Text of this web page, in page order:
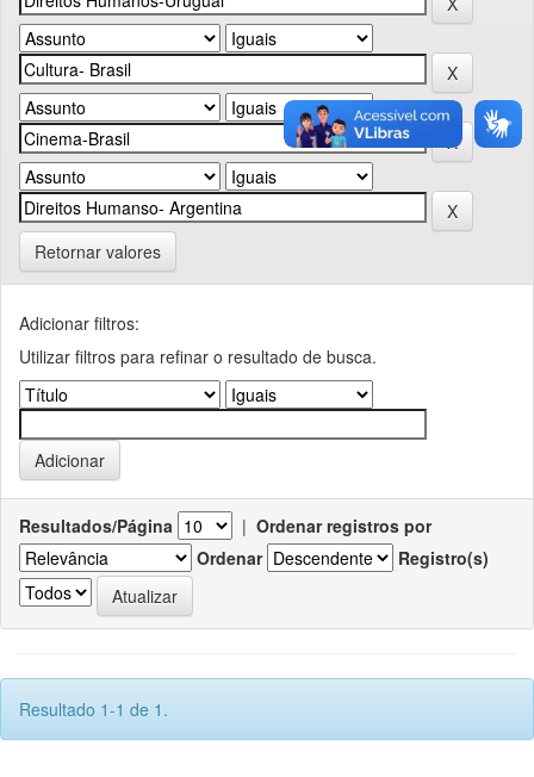
Retornar valores
Adicionar filtros:
Utilizar filtros para refinar o resultado de busca.
Resultados/Página | Ordenar registros por
Ordenar
Registro(s)
Resultado 1-1 de 1.